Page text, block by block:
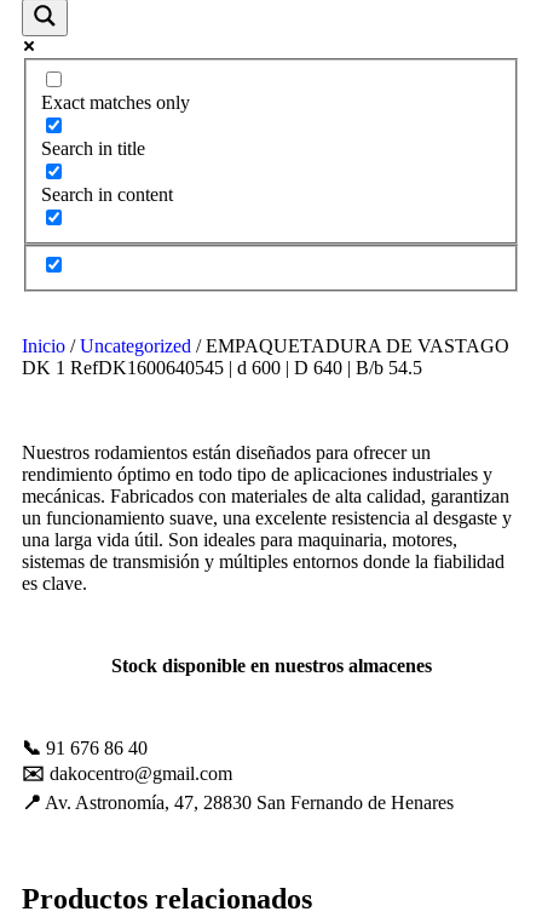
Exact matches only
Search in title
Search in content
Inicio /Uncategorized / EMPAQUETADURA DE VASTAGO
DK 1 RefDK1600640545 | d 600 | D 640 | B/b 54.5
Nuestros rodamientos están diseñados para ofrecer un
rendimiento óptimo en todo tipo de aplicaciones industriales y
mecánicas. Fabricados con materiales de alta calidad, garantizan
un funcionamiento suave, una excelente resistencia al desgaste y
una larga vida útil. Son ideales para maquinaria, motores,
sistemas de transmisión y múltiples entornos donde la fiabilidad
es clave.
Stock disponible en nuestros almacenes
📞 91 676 86 40
✉️ dakocentro@gmail.com
📍 Av. Astronomía, 47, 28830 San Fernando de Henares
Productos relacionados
Estadísticas
Para que
podamos
mejorar la
funcionalidad
y estructura
de la web,
utilizaremos
las
estadísticas
de uso en la
web. Así
sabremos qué
interesa más
ofrecemos y
cómo poder
Experiencia
Para que
nuestra web
funcione lo
mejor posible
durante tu
Si rechaza estas
cookies,
funcionalidades
serás de gran